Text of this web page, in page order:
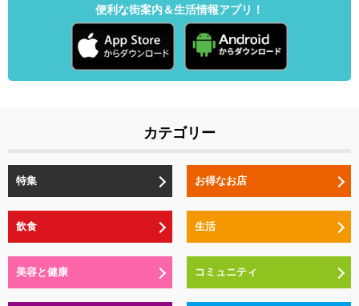
便利な街案内＆生活情報アプリ！
カテゴリー
特集 お得なお店
飲食 生活
美容と健康 コミュニティ